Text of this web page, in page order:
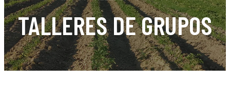
TALLERES DE GRUPOS